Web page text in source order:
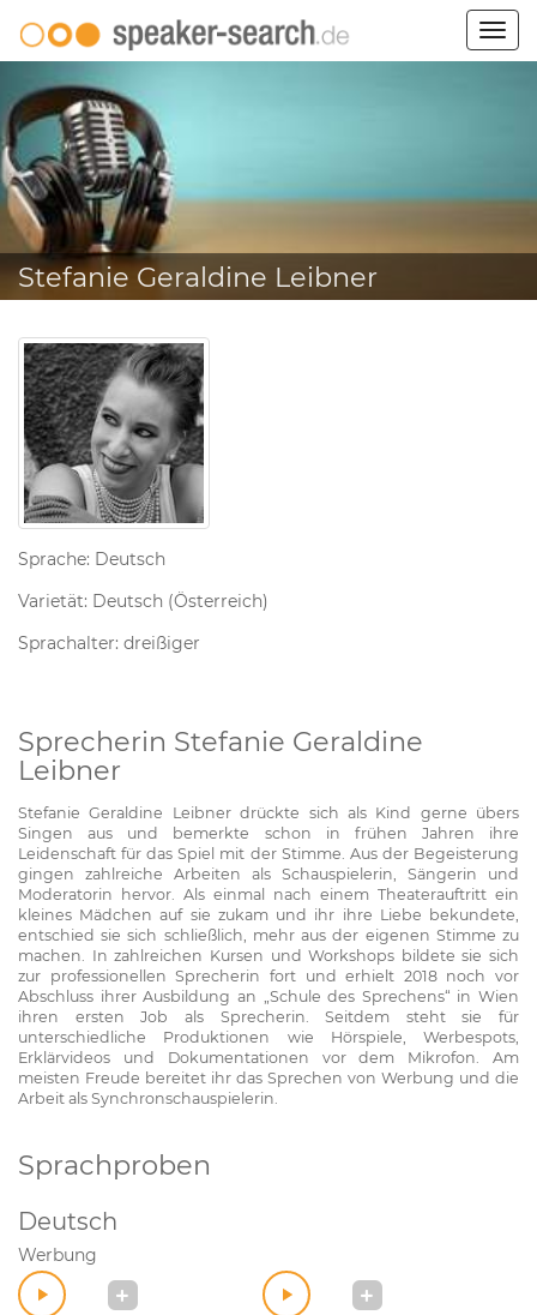
Stefanie Geraldine Leibner
Sprache: Deutsch
Varietät: Deutsch (Österreich)
Sprachalter: dreißiger
Sprecherin Stefanie Geraldine
Leibner
Stefanie Geraldine Leibner drückte sich als Kind gerne übers
Singen aus und bemerkte schon in frühen Jahren ihre
Leidenschaft für das Spiel mit der Stimme. Aus der Begeisterung
gingen zahlreiche Arbeiten als Schauspielerin, Sängerin und
Moderatorin hervor. Als einmal nach einem Theaterauftritt ein
kleines Mädchen auf sie zukam und ihr ihre Liebe bekundete,
entschied sie sich schließlich, mehr aus der eigenen Stimme zu
machen. In zahlreichen Kursen und Workshops bildete sie sich
zur professionellen Sprecherin fort und erhielt 2018 noch vor
Abschluss ihrer Ausbildung an „Schule des Sprechens“ in Wien
ihren ersten Job als Sprecherin. Seitdem steht sie für
unterschiedliche Produktionen wie Hörspiele, Werbespots,
Erklärvideos und Dokumentationen vor dem Mikrofon. Am
meisten Freude bereitet ihr das Sprechen von Werbung und die
Arbeit als Synchronschauspielerin.
Sprachproben
Deutsch
Werbung